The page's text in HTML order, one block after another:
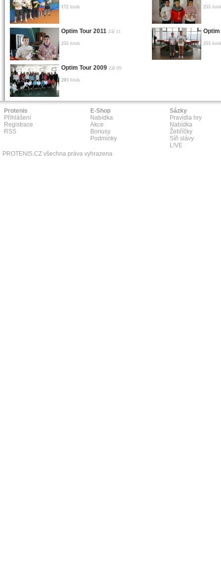
172 fotek 255
Optim Tour 2011 Zář 11
255 fotek
Optim
255
Optim Tour 2009 Zář 09
203 fotek
Protenis
Přihlášení
Registrace
RSS
E-Shop
Nabídka
Akce
Bonusy
Podmínky
Sázky
Pravidla hry
Nabídka
Žebříčky
Síň slávy
L!VE
PROTENIS.CZ všechna práva vyhrazena